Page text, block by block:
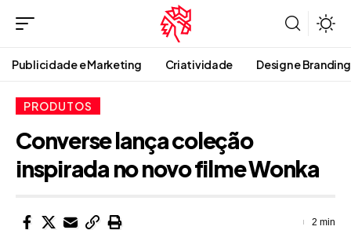
Publicidade e Marketing Criatividade Design e Branding
PRODUTOS
Converse lança coleção
inspirada no novo filme Wonka
2 min